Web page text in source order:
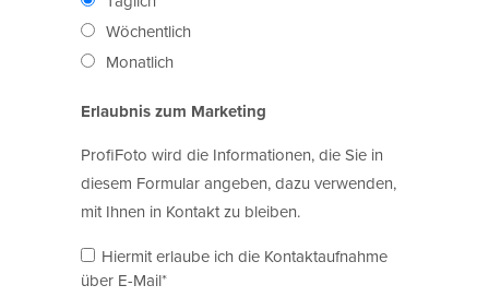
Wöchentlich
Monatlich
Erlaubnis zum Marketing
ProfiFoto wird die Informationen, die Sie in
diesem Formular angeben, dazu verwenden,
mit Ihnen in Kontakt zu bleiben.
Hiermit erlaube ich die Kontaktaufnahme
über E-Mail*